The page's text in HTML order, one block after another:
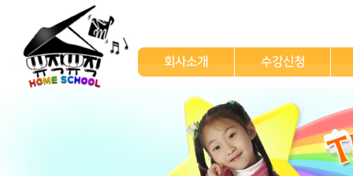
회사소개 수강신청